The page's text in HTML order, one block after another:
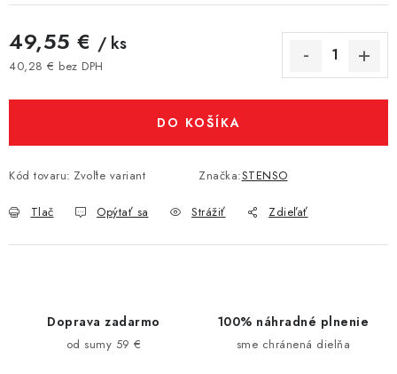
49,55 € / ks
40,28 € bez DPH
DO KOŠÍKA
Kód tovaru: Zvoľte variant Značka:STENSO
Tlač Opýtať sa Strážiť Zdieľať
Doprava zadarmo
od sumy 59 €
100% náhradné plnenie
sme chránená dielňa